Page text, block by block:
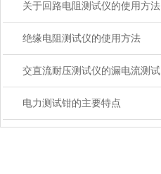
关于回路电阻测试仪的使用方法
绝缘电阻测试仪的使用方法
交直流耐压测试仪的漏电流测试
电力测试钳的主要特点